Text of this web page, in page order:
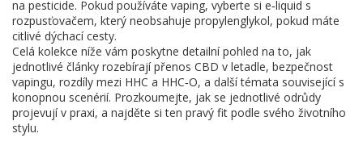
na pesticide. Pokud používáte vaping, vyberte si e‑liquid s
rozpusťovačem, který neobsahuje propylenglykol, pokud máte
citlivé dýchací cesty.
Celá kolekce níže vám poskytne detailní pohled na to, jak
jednotlivé články rozebírají přenos CBD v letadle, bezpečnost
vapingu, rozdíly mezi HHC a HHC‑O, a další témata související s
konopnou scenérií. Prozkoumejte, jak se jednotlivé odrůdy
projevují v praxi, a najděte si ten pravý fit podle svého životního
stylu.